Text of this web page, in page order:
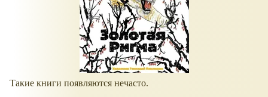
Такие книги появляются нечасто.